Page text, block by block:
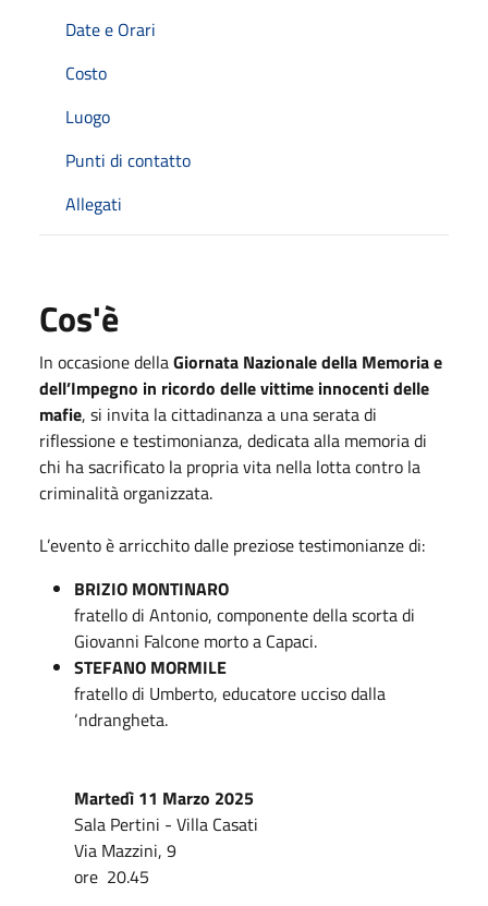
Date e Orari
Costo
Luogo
Punti di contatto
Allegati
Cos'è
In occasione dellaGiornata Nazionale della Memoria e
dell’Impegno in ricordo delle vittime innocenti delle
mafie, si invita la cittadinanza a una serata di
riflessione e testimonianza, dedicata alla memoria di
chi ha sacrificato la propria vita nella lotta contro la
criminalità organizzata.
L’evento è arricchito dalle preziose testimonianze di:
BRIZIO MONTINARO
fratello di Antonio, componente della scorta di
Giovanni Falcone morto a Capaci.
STEFANO MORMILE
fratello di Umberto, educatore ucciso dalla
‘ndrangheta.
Martedì 11 Marzo 2025
Sala Pertini - Villa Casati
Via Mazzini, 9
ore 20.45